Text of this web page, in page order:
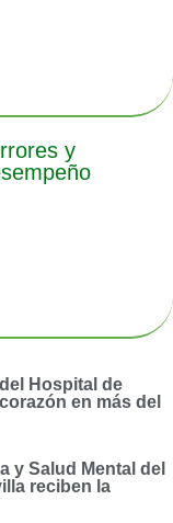
y
Hospital de
en más del
y Salud Mental del
reciben la